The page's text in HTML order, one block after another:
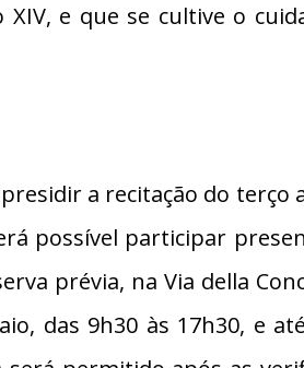
e que se cultive o
a recitação do terço
possível participar
prévia, na Via della
das 9h30 às 17h30, e